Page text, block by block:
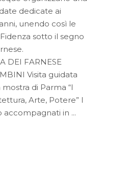
dedicate ai
unendo così le
sotto il segno
DEI FARNESE
Visita guidata
di Parma “I
Arte, Potere” I
accompagnati in